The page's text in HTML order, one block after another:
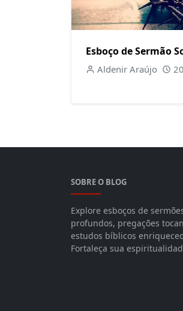
Esboço de Sermão
Aldenir Araújo
SOBRE O BLOG
Explore esboços de
profundos, pregações
estudos bíblicos
Fortaleça sua